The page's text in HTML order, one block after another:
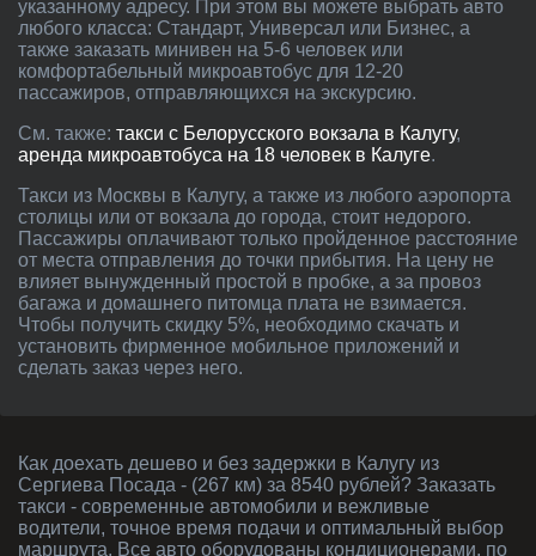
указанному адресу. При этом вы можете выбрать авто
любого класса: Стандарт, Универсал или Бизнес, а
также заказать минивен на 5-6 человек или
комфортабельный микроавтобус для 12-20
пассажиров, отправляющихся на экскурсию.
См. также: такси с Белорусского вокзала в Калугу,
аренда микроавтобуса на 18 человек в Калуге.
Такси из Москвы в Калугу, а также из любого аэропорта
столицы или от вокзала до города, стоит недорого.
Пассажиры оплачивают только пройденное расстояние
от места отправления до точки прибытия. На цену не
влияет вынужденный простой в пробке, а за провоз
багажа и домашнего питомца плата не взимается.
Чтобы получить скидку 5%, необходимо скачать и
установить фирменное мобильное приложений и
сделать заказ через него.
Как доехать дешево и без задержки в Калугу из
Сергиева Посада - (267 км) за 8540 рублей? Заказать
такси - современные автомобили и вежливые
водители, точное время подачи и оптимальный выбор
маршрута. Все авто оборудованы кондиционерами, по